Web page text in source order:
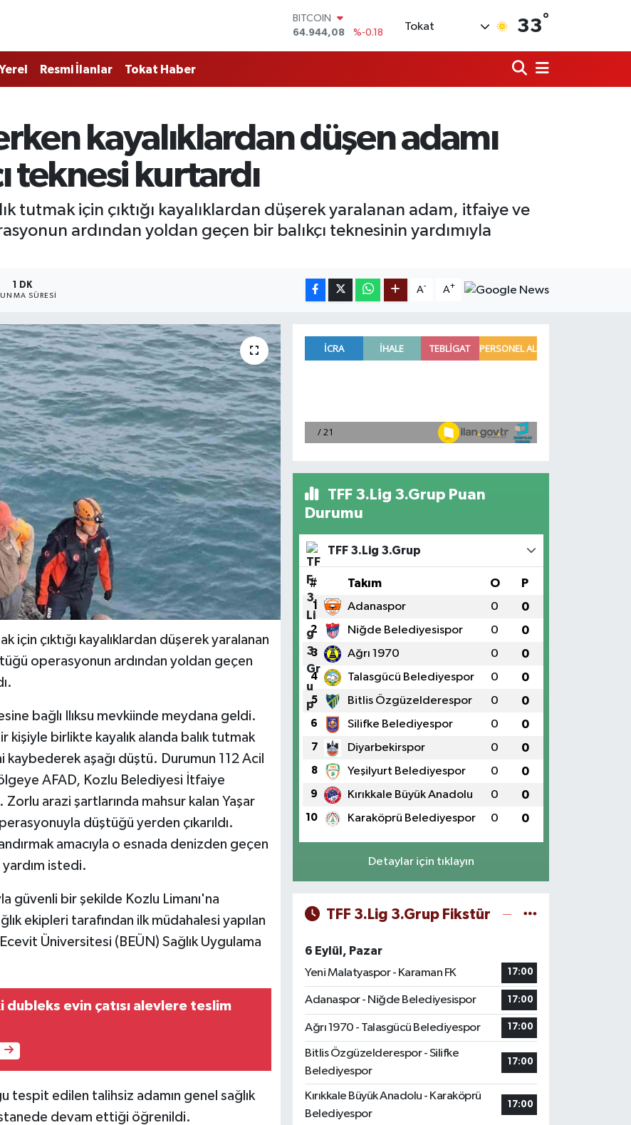
64.944,08
DOLAR
STERLİN
6660.55
%0.03
BİST100
Tokat 33°
Resmi İlanlar Tokat Haber
kayalıklardan düşen adamı
teknesi kurtardı
tutmak için çıktığı kayalıklardan düşerek yaralanan adam, itfaiye ve
ardından yoldan geçen bir balıkçı teknesinin yardımıyla
1 DK
SÜRESI
A- A+
için çıktığı kayalıklardan düşerek yaralanan
operasyonun ardından yoldan geçen
bağlı Ilıksu mevkiinde meydana geldi.
birlikte kayalık alanda balık tutmak
aşağı düştü. Durumun 112 Acil
AFAD, Kozlu Belediyesi İtfaiye
arazi şartlarında mahsur kalan Yaşar
düştüğü yerden çıkarıldı.
amacıyla o esnada denizden geçen
yardım istedi.
güvenli bir şekilde Kozlu Limanı'na
ekipleri tarafından ilk müdahalesi yapılan
Üniversitesi (BEÜN) Sağlık Uygulama
dubleks evin çatısı alevlere teslim
tespit edilen talihsiz adamın genel sağlık
devam ettiği öğrenildi.
TFF 3.Lig 3.Grup Puan
Durumu
TFF 3.Lig 3.Grup
# Takım O P
1 Adanaspor 0 0
2 Niğde Belediyesispor 0 0
3 Ağrı 1970 0 0
4 Talasgücü Belediyespor 0 0
5 Bitlis Özgüzelderespor 0 0
6 Silifke Belediyespor 0 0
7 Diyarbekirspor 0 0
8 Yeşilyurt Belediyespor 0 0
9 Kırıkkale Büyük Anadolu 0 0
10 Karaköprü Belediyespor 0 0
Detaylar için tıklayın
TFF 3.Lig 3.Grup Fikstür
6 Eylül, Pazar
Yeni Malatyaspor - Karaman FK
17:00
Adanaspor - Niğde Belediyesispor 17:00
Ağrı 1970 - Talasgücü Belediyespor 17:00
Bitlis Özgüzelderespor - Silifke
Belediyespor
17:00
Kırıkkale Büyük Anadolu - Karaköprü
Belediyespor
17:00